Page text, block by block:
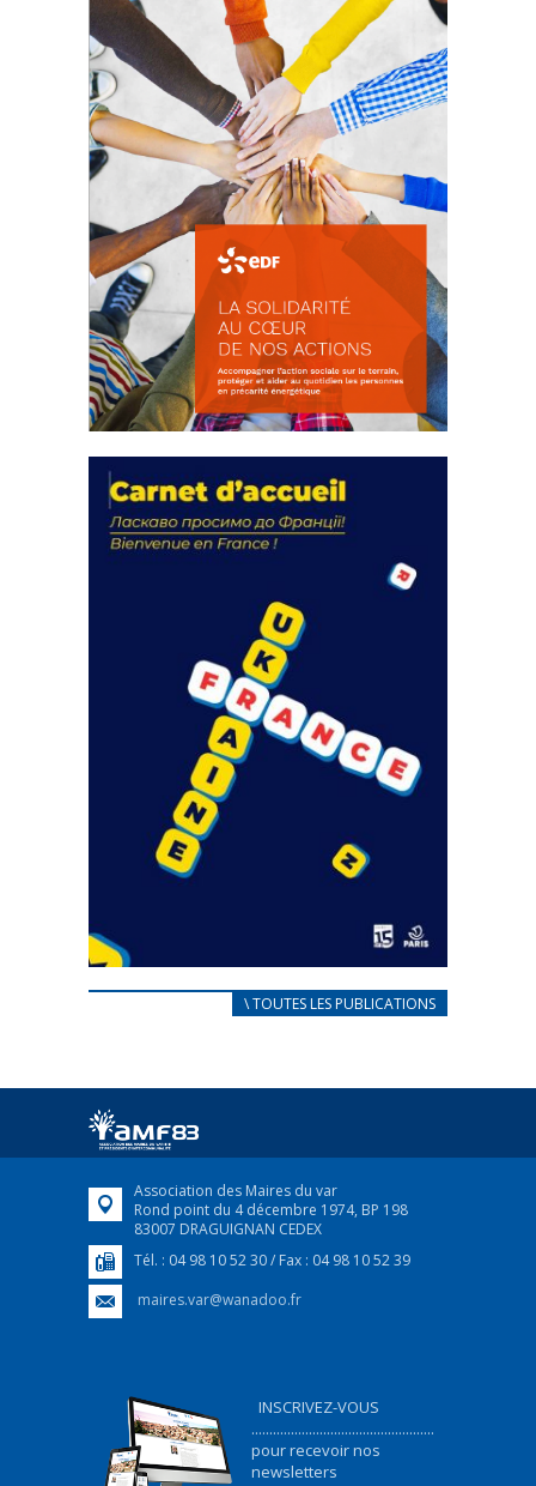
FEUILLETER
actions
18 septembre 2023
FEUILLETER
CARNET D’ACCUEIL
Afin d’accompagner au mieux les réfugiés
FEUILLETER
\ TOUTES LES PUBLICATIONS
Association des Maires du var
Rond point du 4 décembre 1974, BP 198
83007 DRAGUIGNAN CEDEX
Tél. : 04 98 10 52 30 / Fax : 04 98 10 52 39
maires.var@wanadoo.fr
INSCRIVEZ-VOUS
...................................................
pour recevoir nos
newsletters